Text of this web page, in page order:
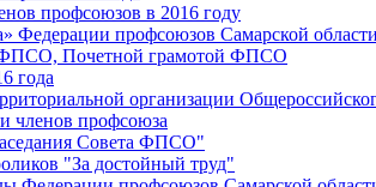
профсоюзов в 2016 году
Федерации профсоюзов Самарской области
ФПСО, Почетной грамотой ФПСО
года
организации
членов профсоюза
Совета ФПСО"
"За достойный труд"